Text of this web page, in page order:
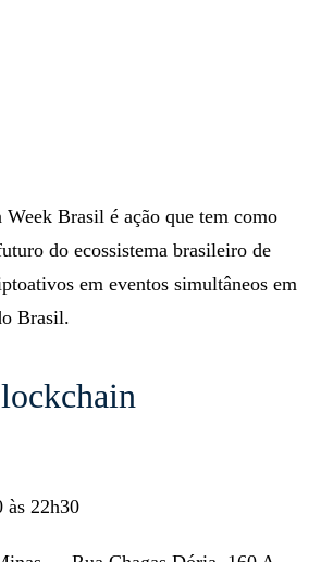
Brasil é ação que tem como
do ecossistema brasileiro de
em eventos simultâneos em
Brasil.
às 22h30